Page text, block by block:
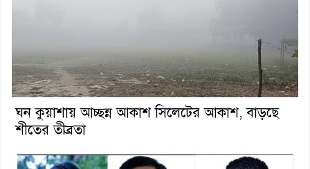
ঘন কুয়াশায় আচ্ছন্ন আকাশ সিলেটের আকাশ, বাড়ছে
শীতের তীব্রতা